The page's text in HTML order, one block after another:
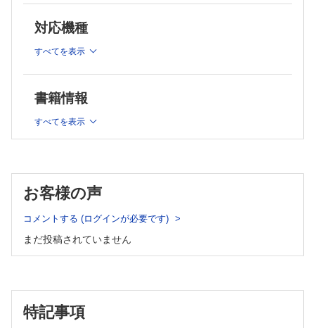
腫瘍薬学ハイライト
（川西 正祐）
〈第20回〉調剤業務を研究するオモテ・ウラ
検査値の見かた・使いかたエトセトラ
・薬の副作用を見つける（大森 智史）
・検査値を代替，補正する（岩切 智美 ほか）
・自覚症状のない検査値異常を読みとく（西田 承平 ほか）
・患者に応じた目標値を推定する
・腫瘍マーカーについて説明する（中島 寿久）
・検査値の記録を患者サポートにつなげる（大森 智史）
シリーズ
症状・体質からしっかり選べる！フローチャートでわかる
HbA1c値は厳格に管理すべきでしょうか？
対応機種
すべてを表示
書籍情報
すべてを表示
お客様の声
コメントする (ログインが必要です)
まだ投稿されていません
特記事項